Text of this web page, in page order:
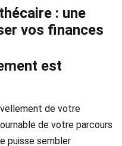
: une
vos finances
est
de votre
de votre parcours
puisse sembler